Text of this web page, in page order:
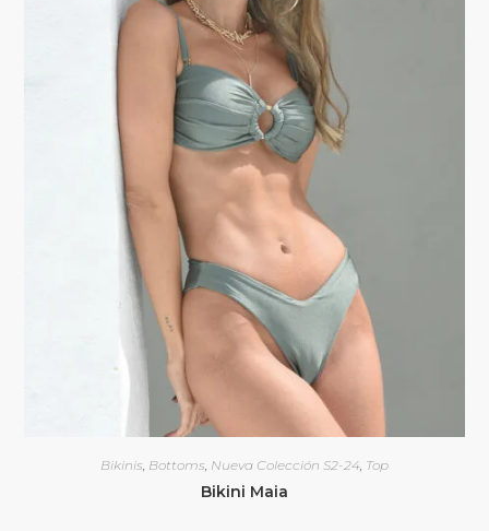
Bikinis, Bottoms, Nueva Colección S2-24, Top
Bikini Maia